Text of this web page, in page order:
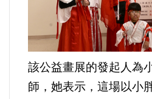
出版（影音/圖書/雜誌）
發明/專利
該公益畫展的發起人為
師，她表示，這場以小